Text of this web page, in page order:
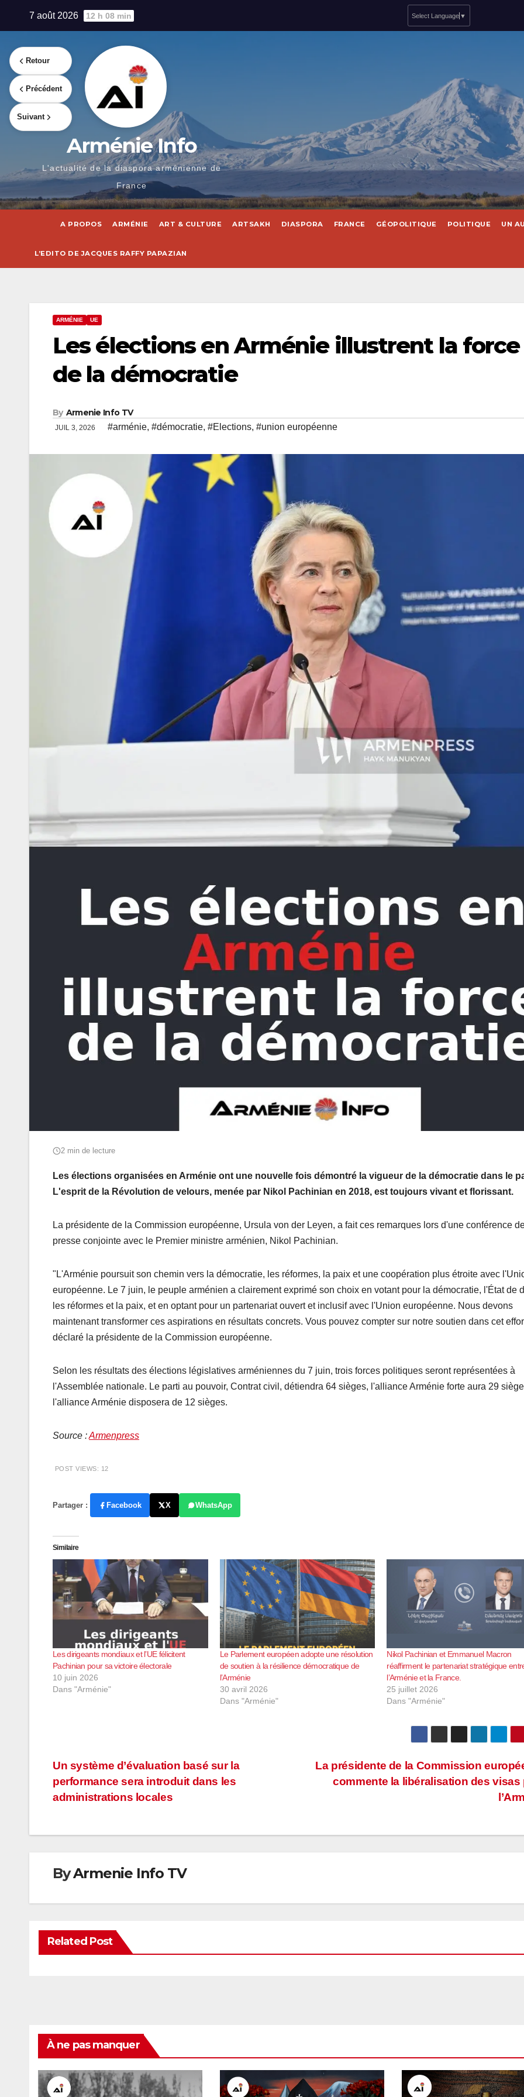
7 août 2026 12 h 08 min Select Language ▼
Arménie Info
L'actualité de la diaspora arménienne de
France
A PROPOS ARMÉNIE ART & CULTURE ARTSAKH DIASPORA FRANCE GÉOPOLITIQUE POLITIQUE UN
L’EDITO DE JACQUES RAFFY PAPAZIAN
ARMÉNIE UE
Les élections en Arménie illustrent la force
de la démocratie
By Armenie Info TV
JUIL 3, 2026 #arménie, #démocratie, #Elections, #union européenne
2 min de lecture
Les élections organisées en Arménie ont une nouvelle fois démontré la vigueur de la démocratie dans le
L'esprit de la Révolution de velours, menée par Nikol Pachinian en 2018, est toujours vivant et florissant.
La présidente de la Commission européenne, Ursula von der Leyen, a fait ces remarques lors d'une conférence
presse conjointe avec le Premier ministre arménien, Nikol Pachinian.
"L'Arménie poursuit son chemin vers la démocratie, les réformes, la paix et une coopération plus étroite avec
européenne. Le 7 juin, le peuple arménien a clairement exprimé son choix en votant pour la démocratie, l'État de
les réformes et la paix, et en optant pour un partenariat ouvert et inclusif avec l'Union européenne. Nous devons
maintenant transformer ces aspirations en résultats concrets. Vous pouvez compter sur notre soutien dans cet
déclaré la présidente de la Commission européenne.
Selon les résultats des élections législatives arméniennes du 7 juin, trois forces politiques seront représentées à
l'Assemblée nationale. Le parti au pouvoir, Contrat civil, détiendra 64 sièges, l'alliance Arménie forte aura 29
l'alliance Arménie disposera de 12 sièges.
Source :Armenpress
POST VIEWS: 12
Partager : Facebook X WhatsApp
Similaire
Les dirigeants mondiaux et l’UE félicitent
Pachinian pour sa victoire électorale
10 juin 2026
Dans "Arménie"
Le Parlement européen adopte une résolution
de soutien à la résilience démocratique de
l’Arménie
30 avril 2026
Dans "Arménie"
Nikol Pachinian et Emmanuel Macron
réaffirment le partenariat stratégique
l’Arménie et la France.
25 juillet 2026
Dans "Arménie"
Navigation
de
La présidente de la Commission
commente la libéralisation des visas
Un système d’évaluation basé sur la
performance sera introduit dans les
administrations locales
ByArmenie Info TV
Related Post
À ne pas manquer
Retour
Précédent
Suivant